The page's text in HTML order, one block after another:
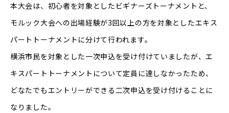
本大会は、初心者を対象としたビギナーズトーナメントと、
モルック大会への出場経験が3回以上の方を対象としたエキス
パートトーナメントに分けて行われます。
横浜市民を対象とした一次申込を受け付けていましたが、エ
キスパートトーナメントについて定員に達しなかったため、
どなたでもエントリーができる二次申込を受け付けることに
なりました。